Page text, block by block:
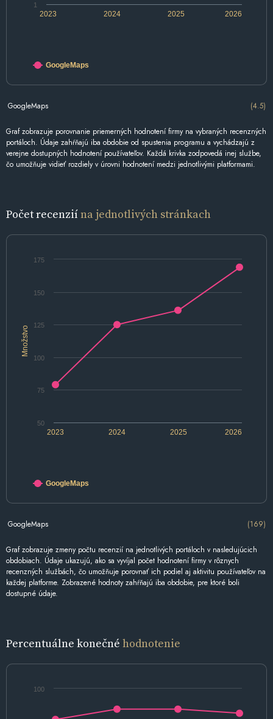
2024 2026
2023 2025
1
GoogleMaps
GoogleMaps (4.5)
Graf zobrazuje porovnanie priemerných hodnotení firmy na vybraných recenzných
portáloch. Údaje zahŕňajú iba obdobie od spustenia programu a vychádzajú z
verejne dostupných hodnotení používateľov. Každá krivka zodpovedá inej službe,
čo umožňuje vidieť rozdiely v úrovni hodnotení medzi jednotlivými platformami.
Počet recenziína jednotlivých stránkach
Množstvo
2024 2026
2023 2025
100
50
75
125
150
175
GoogleMaps
GoogleMaps (169)
Graf zobrazuje zmeny počtu recenzií na jednotlivých portáloch v nasledujúcich
obdobiach. Údaje ukazujú, ako sa vyvíjal počet hodnotení firmy v rôznych
recenzných službách, čo umožňuje porovnať ich podiel aj aktivitu používateľov na
každej platforme. Zobrazené hodnoty zahŕňajú iba obdobie, pre ktoré boli
dostupné údaje.
Percentuálne konečné hodnotenie
100